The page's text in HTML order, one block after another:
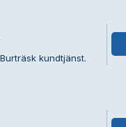
kundtjänst.